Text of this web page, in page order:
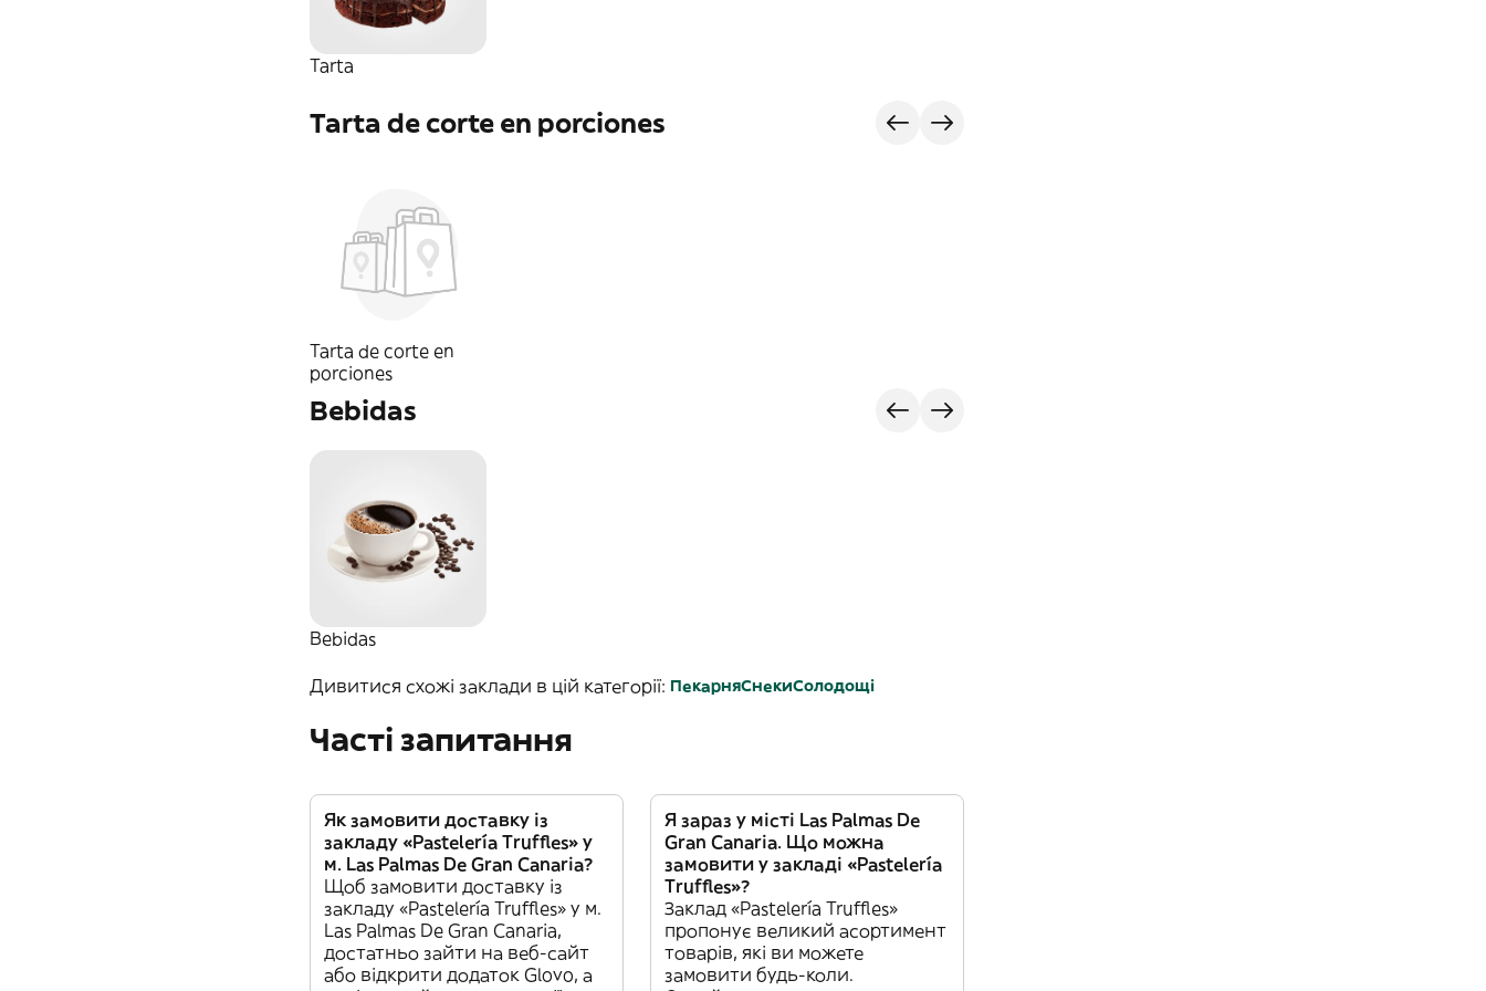
Tarta
Tarta de corte en porciones
Tarta de corte en
porciones
Bebidas
Bebidas
Дивитися схожі заклади в цій категорії: ПекарняСнекиСолодощі
Часті запитання
Як замовити доставку із
закладу «Pastelería Truffles» у
м. Las Palmas De Gran Canaria?
Щоб замовити доставку із
закладу «Pastelería Truffles» у м.
Las Palmas De Gran Canaria,
достатньо зайти на веб-сайт
або відкрити додаток Glovo, а
Я зараз у місті Las Palmas De
Gran Canaria. Що можна
замовити у закладі «Pastelería
Truffles»?
Заклад «Pastelería Truffles»
пропонує великий асортимент
товарів, які ви можете
замовити будь-коли.